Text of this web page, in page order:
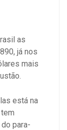
as
já nos
mais
está na
para-